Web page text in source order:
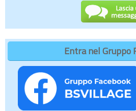
Entra nel Gruppo